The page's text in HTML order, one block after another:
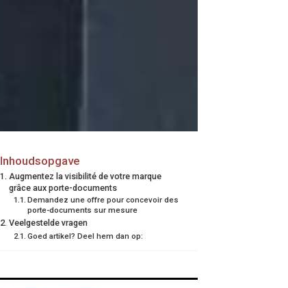
Inhoudsopgave
Augmentez la visibilité de votre marque
grâce aux porte-documents
Demandez une offre pour concevoir des
porte-documents sur mesure
Veelgestelde vragen
Goed artikel? Deel hem dan op: